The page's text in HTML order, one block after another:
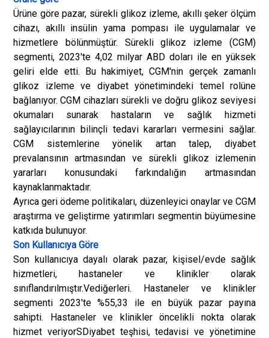
Ürüne göre pazar, sürekli glikoz izleme, akıllı şeker ölçüm
cihazı, akıllı insülin yama pompası ile uygulamalar ve
hizmetlere bölünmüştür. Sürekli glikoz izleme (CGM)
segmenti, 2023'te 4,02 milyar ABD doları ile en yüksek
geliri elde etti. Bu hakimiyet, CGM'nin gerçek zamanlı
glikoz izleme ve diyabet yönetimindeki temel rolüne
bağlanıyor. CGM cihazları sürekli ve doğru glikoz seviyesi
okumaları sunarak hastaların ve sağlık hizmeti
sağlayıcılarının bilinçli tedavi kararları vermesini sağlar.
CGM sistemlerine yönelik artan talep, diyabet
prevalansının artmasından ve sürekli glikoz izlemenin
yararları konusundaki farkındalığın artmasından
kaynaklanmaktadır.
Ayrıca geri ödeme politikaları, düzenleyici onaylar ve CGM
araştırma ve geliştirme yatırımları segmentin büyümesine
katkıda bulunuyor.
Son Kullanıcıya Göre
Son kullanıcıya dayalı olarak pazar, kişisel/evde sağlık
hizmetleri, hastaneler ve klinikler olarak
sınıflandırılmıştır.Vediğerleri. Hastaneler ve klinikler
segmenti 2023'te %55,33 ile en büyük pazar payına
sahipti. Hastaneler ve klinikler öncelikli nokta olarak
hizmet veriyorSDiyabet teşhisi, tedavisi ve yönetimine